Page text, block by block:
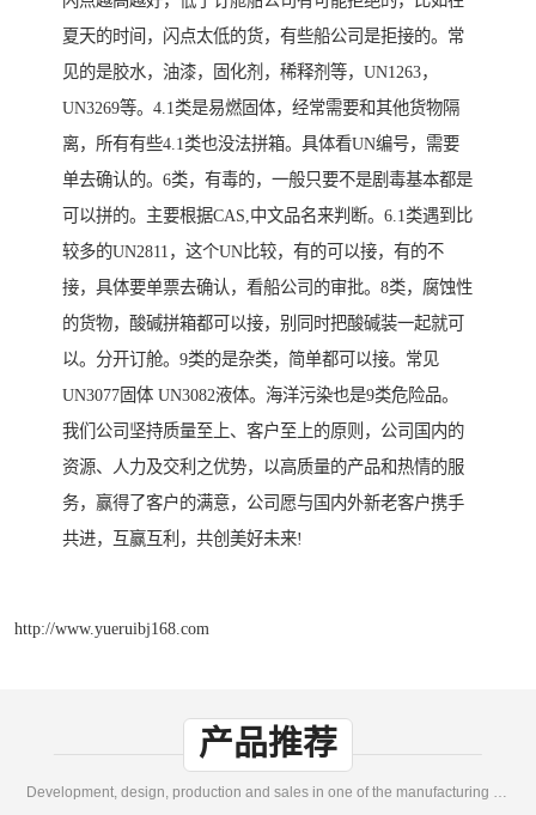
夏天的时间，闪点太低的货，有些船公司是拒接的。常
见的是胶水，油漆，固化剂，稀释剂等，UN1263，
UN3269等。4.1类是易燃固体，经常需要和其他货物隔
离，所有有些4.1类也没法拼箱。具体看UN编号，需要
单去确认的。6类，有毒的，一般只要不是剧毒基本都是
可以拼的。主要根据CAS,中文品名来判断。6.1类遇到比
较多的UN2811，这个UN比较，有的可以接，有的不
接，具体要单票去确认，看船公司的审批。8类，腐蚀性
的货物，酸碱拼箱都可以接，别同时把酸碱装一起就可
以。分开订舱。9类的是杂类，简单都可以接。常见
UN3077固体 UN3082液体。海洋污染也是9类危险品。
我们公司坚持质量至上、客户至上的原则，公司国内的
资源、人力及交利之优势，以高质量的产品和热情的服
务，赢得了客户的满意，公司愿与国内外新老客户携手
共进，互赢互利，共创美好未来!
http://www.yueruibj168.com
产品推荐